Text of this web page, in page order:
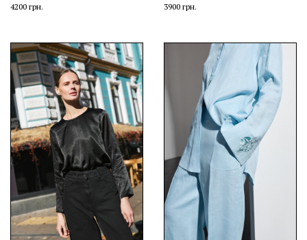
4200 грн. 3900 грн.